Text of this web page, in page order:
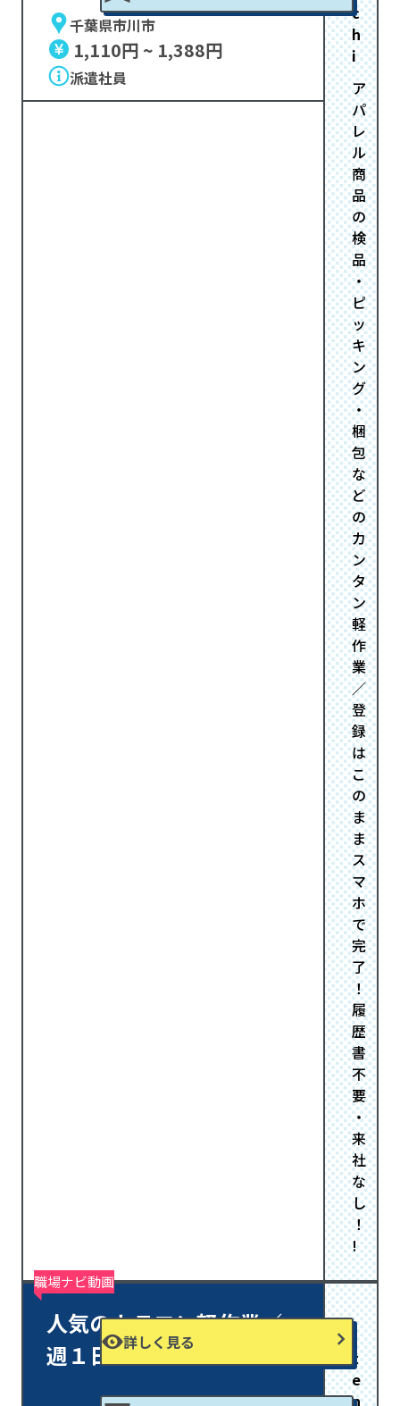
千葉県市川市
1,110円 ~ 1,388円
派遣社員
c
h
i
ア
パ
レ
ル
商
品
の
検
品
・
ピ
ッ
キ
ン
グ
・
梱
包
な
ど
の
カ
ン
タ
ン
軽
作
業
／
登
録
は
こ
の
ま
ま
ス
マ
ホ
で
完
了
！
履
歴
書
不
要
・
来
社
な
し
！
!
職場ナビ動画
人気のカラコン軽作業／
週１日以上
t
e
n
詳しく見る